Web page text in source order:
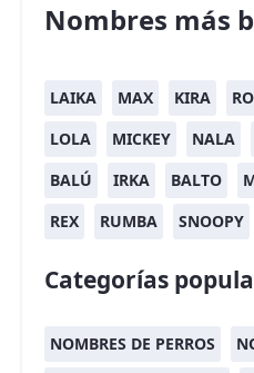
Nombres más
LAIKA MAX KIRA
LOLA
MICKEY NALA
BALÚ
IRKA BALTO
REX
RUMBA SNOOPY
Categorías
NOMBRES DE PERROS